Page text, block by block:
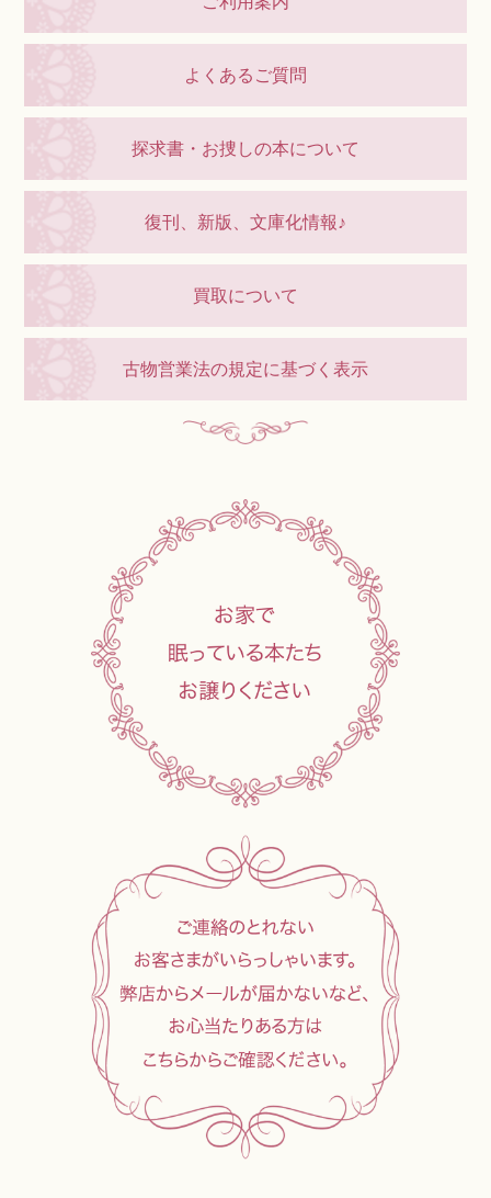
よくあるご質問
探求書・お捜しの本について
復刊、新版、文庫化情報♪
買取について
古物営業法の規定に基づく表示